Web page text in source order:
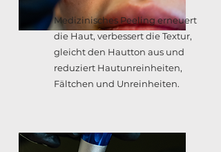
Medizinisches Peeling erneuert
die Haut, verbessert die Textur,
gleicht den Hautton aus und
reduziert Hautunreinheiten,
Fältchen und Unreinheiten.